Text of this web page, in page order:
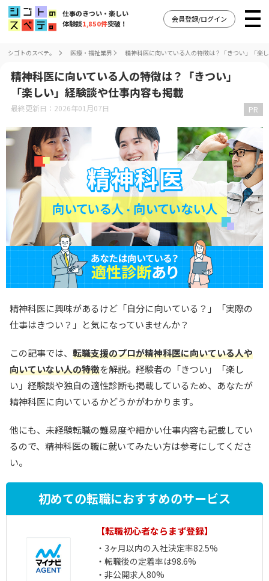
仕事のきつい・楽しい
体験談1,850件突破！
会員登録/ログイン
シゴトのスベテ。 医療・福祉業界 精神科医に向いている人の特徴は？「きつい」「楽
精神科医に向いている人の特徴は？「きつい」
「楽しい」経験談や仕事内容も掲載
最終更新日：2026年01月07日 PR
精神科医に興味があるけど「自分に向いている？」「実際の
仕事はきつい？」と気になっていませんか？
この記事では、 転職支援のプロが精神科医に向いている人や
向いていない人の特徴を解説。経験者の「きつい」「楽し
い」経験談や独自の適性診断も掲載しているため、あなたが
精神科医に向いているかどうかがわかります。
他にも、未経験転職の難易度や細かい仕事内容も記載してい
るので、精神科医の職に就いてみたい方は参考にしてくださ
い。
初めての転職におすすめのサービス
【転職初心者ならまず登録】
・3ヶ月以内の入社決定率82.5%
・転職後の定着率は98.6%
・非公開求人80%